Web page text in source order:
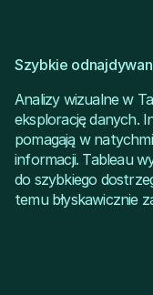
Szybkie
Analizy wizualne w
eksplorację danych.
pomagają w
informacji. Tableau
do szybkiego
temu błyskawicznie